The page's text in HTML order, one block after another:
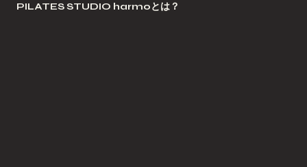
PILATES STUDIO harmoとは？